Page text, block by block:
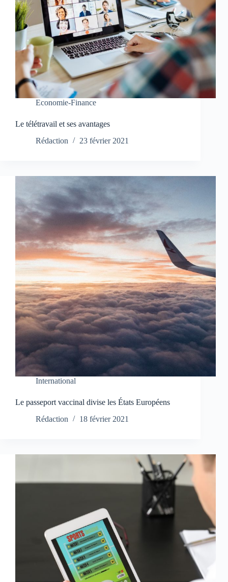
Economie-Finance
Le télétravail et ses avantages
Rédaction
23 février 2021
International
Le passeport vaccinal divise les États Européens
Rédaction
18 février 2021